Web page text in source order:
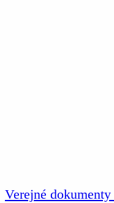
Verejné dokumenty